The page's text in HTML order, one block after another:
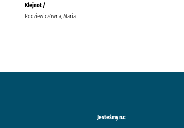
Klejnot /
Rodziewiczówna, Maria
Jesteśmy na: